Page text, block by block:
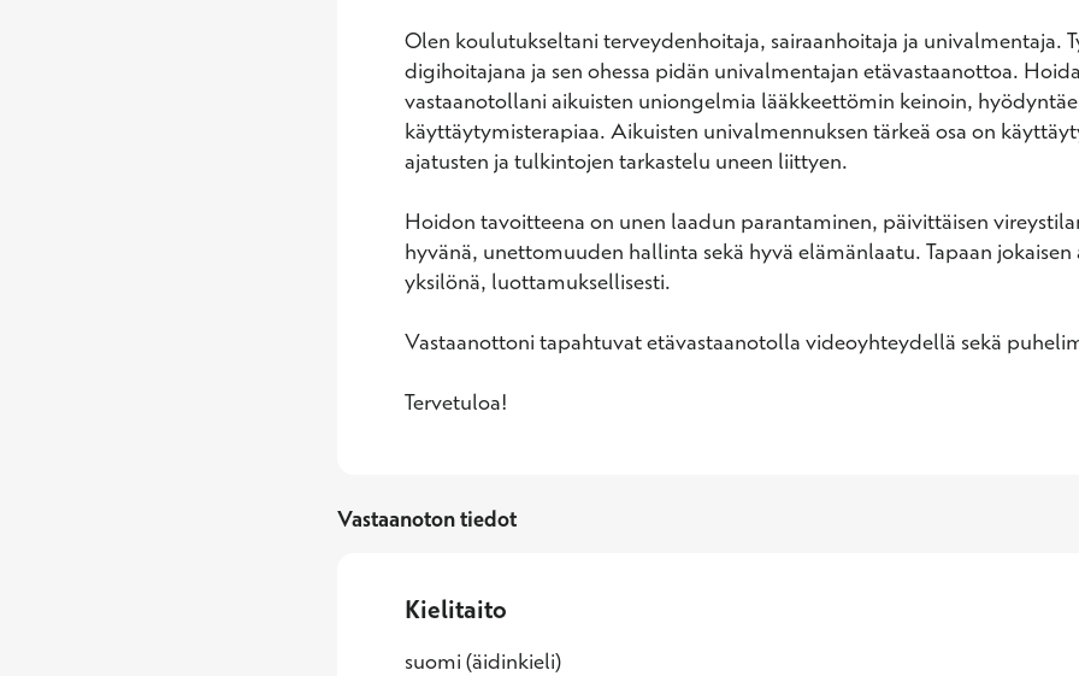
Olen koulutukseltani terveydenhoitaja, sairaanhoitaja ja univalmentaja.
digihoitajana ja sen ohessa pidän univalmentajan etävastaanottoa.
vastaanotollani aikuisten uniongelmia lääkkeettömin keinoin,
käyttäytymisterapiaa. Aikuisten univalmennuksen tärkeä osa on
ajatusten ja tulkintojen tarkastelu uneen liittyen.
Hoidon tavoitteena on unen laadun parantaminen, päivittäisen
hyvänä, unettomuuden hallinta sekä hyvä elämänlaatu. Tapaan jokaisen
yksilönä, luottamuksellisesti.
Vastaanottoni tapahtuvat etävastaanotolla videoyhteydellä sekä
Tervetuloa!
Vastaanoton tiedot
Kielitaito
suomi (äidinkieli)